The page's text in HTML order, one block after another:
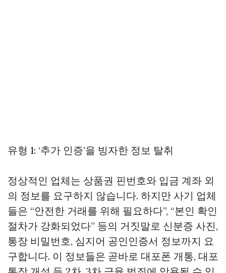
유형 1: ‘추가 인증’을 빙자한 정보 탈취
정상적인 업체는 상품권 핀번호와 입금 계좌 외
의 정보를 요구하지 않습니다. 하지만 사기 업체
들은 “안전한 거래를 위해 필요하다”, “본인 확인
절차가 강화되었다” 등의 거짓말로 신분증 사진,
통장 비밀번호, 심지어 공인인증서 정보까지 요
구합니다. 이 정보들은 곧바로 대포폰 개통, 대포